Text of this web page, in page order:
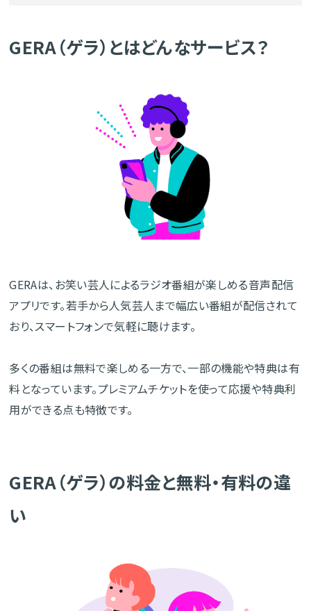
GERA（ゲラ）とはどんなサービス？
GERAは、お笑い芸人によるラジオ番組が楽しめる音声配信
アプリです。若手から人気芸人まで幅広い番組が配信されて
おり、スマートフォンで気軽に聴けます。
多くの番組は無料で楽しめる一方で、一部の機能や特典は有
料となっています。プレミアムチケットを使って応援や特典利
用ができる点も特徴です。
GERA（ゲラ）の料金と無料・有料の違
い